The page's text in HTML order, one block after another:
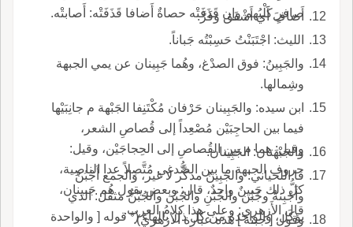
صافرٍ كَلْبُهم وإن قَذَفَتْه حصاةٌ أَضافا قَذَفَتْه: أَصابتْه.
أَضافَ أَي أَشْفَق وَفَرَّ.
الليث: اجْتَبَنْتُ حَسِبْتُه جَباناً.
والجَبِينُ: فوق الصدْغ، وهُما جَبِينان عن يمي الجبهة
وشِمالها.
ابن سيده: والجَبِينان حَرْفان مُكْتَنِفا الجَبْهة م جانِبَيْها
فيما بين الحاجِبَيْن مُصْعِداً إلى قُصاصِ الشعر،
وقيل: هما م بين القُصاصِ إلى الحِجاجَيْن، وقيل:
حروف الجبهة ما بين الصُّدغي مُتَّصِلاً عدا الناصِية،
كلُّ ذلك جَبِينٌ واحدٌ، قال: وبعض يقول هُم جَبينان،
قال الأَزهري: وعلى هذا كلامُ العرب.
والجَبْهَتان: الجَبِينان.
قا اللحياني: والجَبِينُ مذكَّر لا غير، والجمع أَجْبُنٌ
وأَجْبِنةٌ وجُبُن والجُبْنِ والجُبُن والجُبُنُّ مثقّل: الذي
يؤكَل، والواحدة من كل ذل بالهاء (* قوله [ والواحدة
وقول [ جبنة ] هذه عبارة الأزهري).